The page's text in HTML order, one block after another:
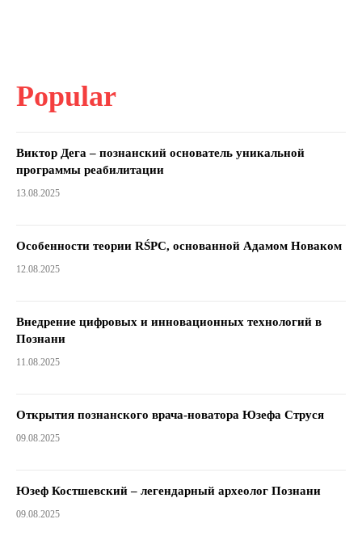
Popular
Виктор Дега – познанский основатель уникальной
программы реабилитации
13.08.2025
Особенности теории RŚPC, основанной Адамом Новаком
12.08.2025
Внедрение цифровых и инновационных технологий в
Познани
11.08.2025
Открытия познанского врача-новатора Юзефа Струся
09.08.2025
Юзеф Костшевский – легендарный археолог Познани
09.08.2025